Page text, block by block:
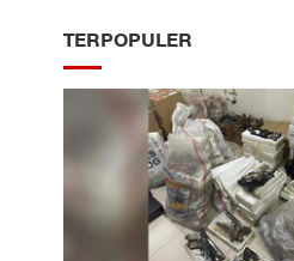
TERPOPULER